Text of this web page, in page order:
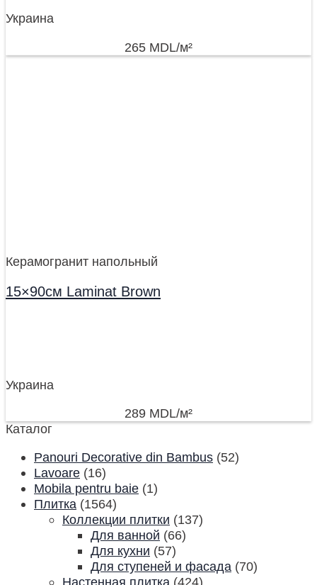
Украина
265 MDL/м²
Керамогранит напольный
15×90см Laminat Brown
Украина
289 MDL/м²
Каталог
Panouri Decorative din Bambus (52)
Lavoare (16)
Mobila pentru baie (1)
Плитка (1564)
Коллекции плитки (137)
Для ванной (66)
Для кухни (57)
Для ступеней и фасада (70)